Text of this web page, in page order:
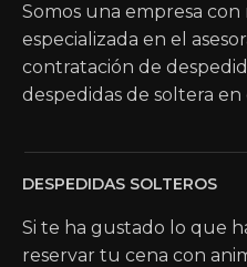
Somos una empresa con
especializada en el
contratación de
despedidas de soltera
DESPEDIDAS SOLTEROS
Si te ha gustado lo que
reservar tu cena con